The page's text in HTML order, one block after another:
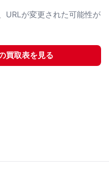
URLが変更された可能性が
買取表を見る